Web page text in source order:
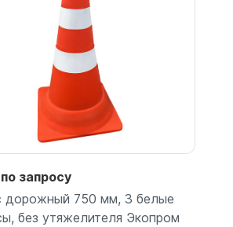
запросу
дорожный 750 мм, 3 белые
без утяжелителя Экопром